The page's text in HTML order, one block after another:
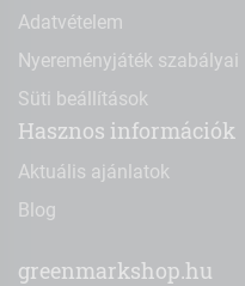
Adatvételem
Nyereményjáték szabályai
Süti beállítások
Hasznos információk
Aktuális ajánlatok
Blog
greenmarkshop.hu